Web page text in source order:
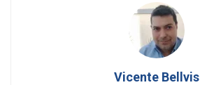
Vicente Bellvis